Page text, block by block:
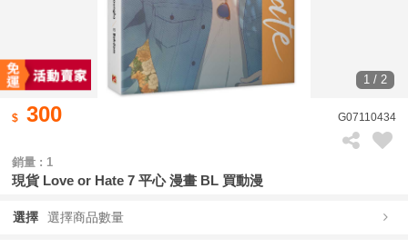
1 / 2
300 G07110434
銷量 : 1
現貨 Love or Hate 7 平心 漫畫 BL 買動漫
選擇 選擇商品數量